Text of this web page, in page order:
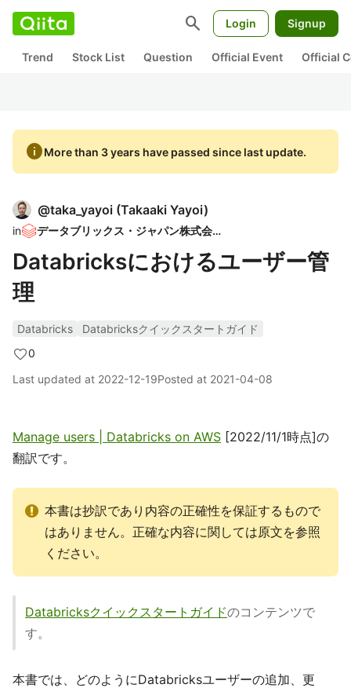
search Login Signup
Trend Stock List Question Official Event Official
infoMore than 3 years have passed since last update.
@taka_yayoi (Takaaki Yayoi)
in データブリックス・ジャパン株式会社
Databricksにおけるユーザー管
理
Databricks
Databricksクイックスタートガイド
0
Last updated at 2022-12-19Posted at 2021-04-08
Manage users | Databricks on AWS [2022/11/1時点]の
翻訳です。
本書は抄訳であり内容の正確性を保証するもので
はありません。正確な内容に関しては原文を参照
ください。
Databricksクイックスタートガイドのコンテンツで
す。
本書では、どのようにDatabricksユーザーの追加、更